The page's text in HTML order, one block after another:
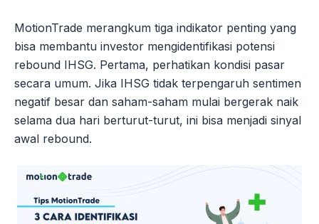
MotionTrade merangkum tiga indikator penting yang
bisa membantu investor mengidentifikasi potensi
rebound IHSG. Pertama, perhatikan kondisi pasar
secara umum. Jika IHSG tidak terpengaruh sentimen
negatif besar dan saham-saham mulai bergerak naik
selama dua hari berturut-turut, ini bisa menjadi sinyal
awal rebound.